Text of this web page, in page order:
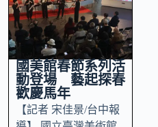
國美館春節系列活
動登場 藝起探春
歡慶馬年
【記者 宋佳景/台中報